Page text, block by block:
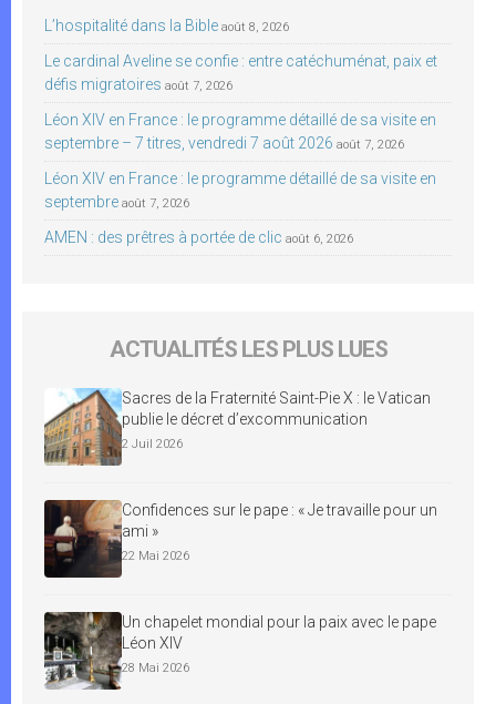
L’hospitalité dans la Bible août 8, 2026
Le cardinal Aveline se confie : entre catéchuménat, paix et
défis migratoires août 7, 2026
Léon XIV en France : le programme détaillé de sa visite en
septembre – 7 titres, vendredi 7 août 2026 août 7, 2026
Léon XIV en France : le programme détaillé de sa visite en
septembre août 7, 2026
AMEN : des prêtres à portée de clic août 6, 2026
ACTUALITÉS LES PLUS LUES
Sacres de la Fraternité Saint-Pie X : le Vatican
publie le décret d’excommunication
2 Juil 2026
Confidences sur le pape : « Je travaille pour un
ami »
22 Mai 2026
Un chapelet mondial pour la paix avec le pape
Léon XIV
28 Mai 2026